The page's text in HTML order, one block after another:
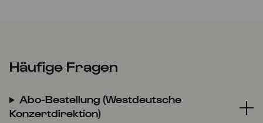
Häufige Fragen
Abo-Bestellung (Westdeutsche
Konzertdirektion)